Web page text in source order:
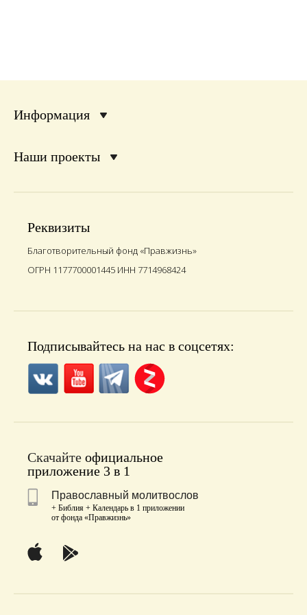
Информация
Наши проекты
Реквизиты
Благотворительный фонд «Правжизнь»
ОГРН 1177700001445 ИНН 7714968424
Подписывайтесь на нас в соцсетях:
Скачайте официальное
приложение 3 в 1
Православный молитвослов
+ Библия + Календарь в 1 приложении
от фонда «Правжизнь»